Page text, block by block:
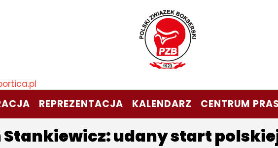
REPREZENTACJA KALENDARZ CENTRUM
udany start